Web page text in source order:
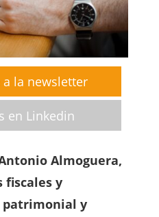
a la newsletter
en Linkedin
Almoguera,
fiscales y
patrimonial y